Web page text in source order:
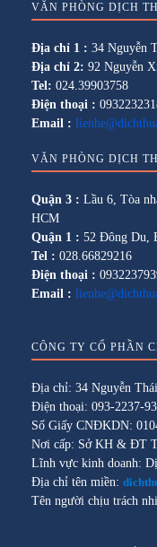
VĂN PHÒNG DỊCH
Địa chỉ 1 : 34 Nguyễn
Địa chỉ 2: 92 Nguyễn
Tel: 024.39903758
Điện thoại :
Email :
VĂN PHÒNG DỊCH
Quận 3 : Lầu 6, Tòa
HCM
Quận 1 : 52 Đông Du,
Tel : 028.66829216
Điện thoại :
Email :
CÔNG TY CỔ PHẦN
Địa chỉ: 34 Nguyễn
Điện thoại: 093-2237-
Số Giấy CNĐKDN:
Nơi cấp: Sở KH & ĐT
Lĩnh vực kinh doanh:
Địa chỉ tên miền:
Tên người chịu trách